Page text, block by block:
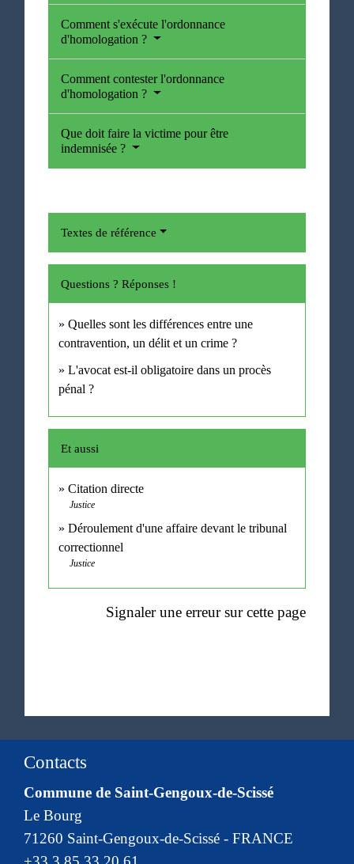
Comment s'exécute l'ordonnance
d'homologation ?
Comment contester l'ordonnance
d'homologation ?
Que doit faire la victime pour être
indemnisée ?
Textes de référence
Questions ? Réponses !
Quelles sont les différences entre une
contravention, un délit et un crime ?
L'avocat est-il obligatoire dans un procès
pénal ?
Et aussi
Citation directe
Justice
Déroulement d'une affaire devant le tribunal
correctionnel
Justice
Signaler une erreur sur cette page
Contacts
Commune de Saint-Gengoux-de-Scissé
Le Bourg
71260 Saint-Gengoux-de-Scissé - FRANCE